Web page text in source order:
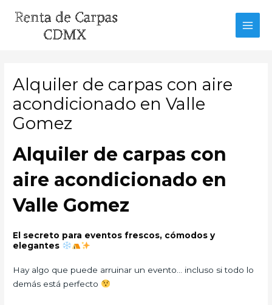
Alquiler de carpas con aire
acondicionado en Valle
Gomez
Alquiler de carpas con
aire acondicionado en
Valle Gomez
El secreto para eventos frescos, cómodos y
elegantes
Hay algo que puede arruinar un evento… incluso si todo lo
demás está perfecto